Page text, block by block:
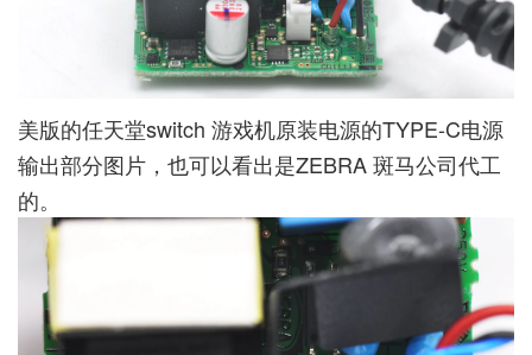
美版的任天堂switch 游戏机原装电源的TYPE-C电源
输出部分图片，也可以看出是ZEBRA 斑马公司代工
的。